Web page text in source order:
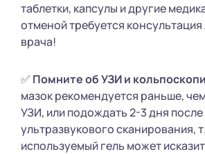
таблетки, капсулы и другие
отменой требуется
врача!
✅ Помните об УЗИ и
мазок рекомендуется раньше,
УЗИ, или подождать 2-3 дня после
ультразвукового сканирования,
используемый гель может